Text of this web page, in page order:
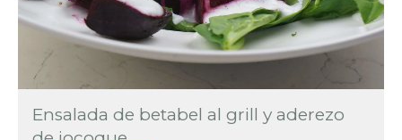
Ensalada de betabel al grill y aderezo